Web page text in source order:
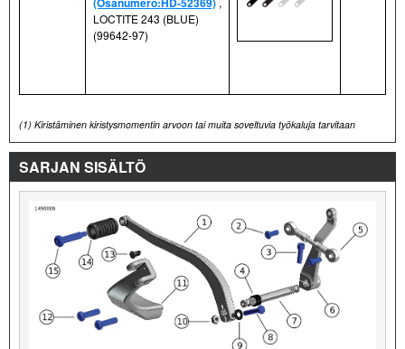
LOCTITE 243 (BLUE)
(99642-97)
(1) Kiristäminen kiristysmomentin arvoon tai muita soveltuvia työkaluja tarvitaan
SARJAN SISÄLTÖ